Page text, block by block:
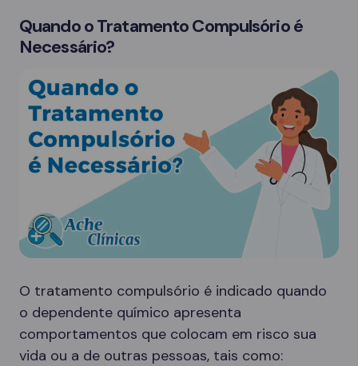
Quando o Tratamento Compulsório é
Necessário?
O tratamento compulsório é indicado quando
o dependente químico apresenta
comportamentos que colocam em risco sua
vida ou a de outras pessoas, tais como: